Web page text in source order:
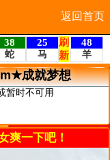
返回首页
成就梦想
暂时不可用
爽一下吧！